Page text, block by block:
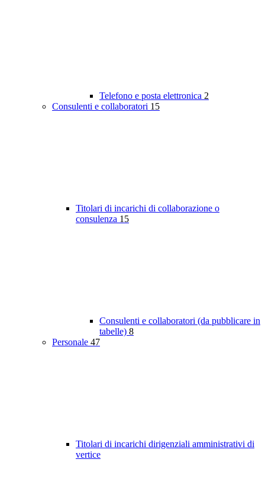
Telefono e posta elettronica 2
Consulenti e collaboratori 15
Titolari di incarichi di collaborazione o
consulenza 15
Consulenti e collaboratori (da pubblicare in
tabelle) 8
Personale 47
Titolari di incarichi dirigenziali amministrativi di
vertice